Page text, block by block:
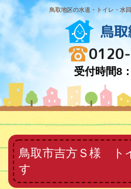
鳥取地区の水道・トイレ・水
鳥
受付時間8
鳥取市吉方Ｓ様 ト
す